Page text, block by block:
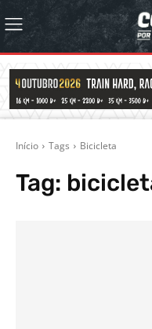
Início Tags Bicicleta
Tag: